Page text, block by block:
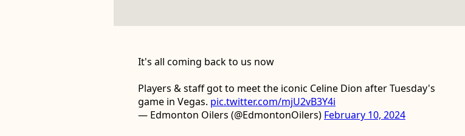
It's all coming back to us now
Players & staff got to meet the iconic Celine Dion after Tuesday's
game in Vegas. pic.twitter.com/mjU2vB3Y4i
— Edmonton Oilers (@EdmontonOilers) February 10, 2024